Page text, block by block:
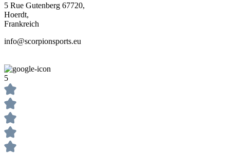
5 Rue Gutenberg 67720,
Hoerdt,
Frankreich
info@scorpionsports.eu
5